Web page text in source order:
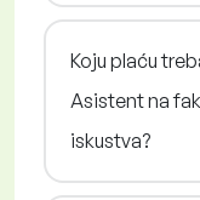
Koju plaću
Asistent na
iskustva?